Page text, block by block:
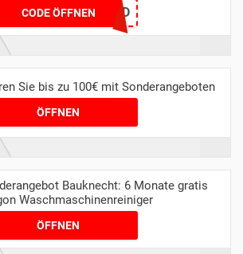
CODE ÖFFNEN
GUPPYFRIEND
Sie bis zu 100€ mit Sonderangeboten
ÖFFNEN
Bauknecht: 6 Monate gratis
Waschmaschinenreiniger
ÖFFNEN